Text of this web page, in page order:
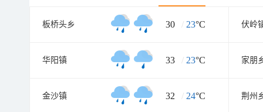
板桥头乡 30 / 23°C 伏岭
华阳镇 33 / 23°C 家朋
金沙镇 32 / 24°C 荆州